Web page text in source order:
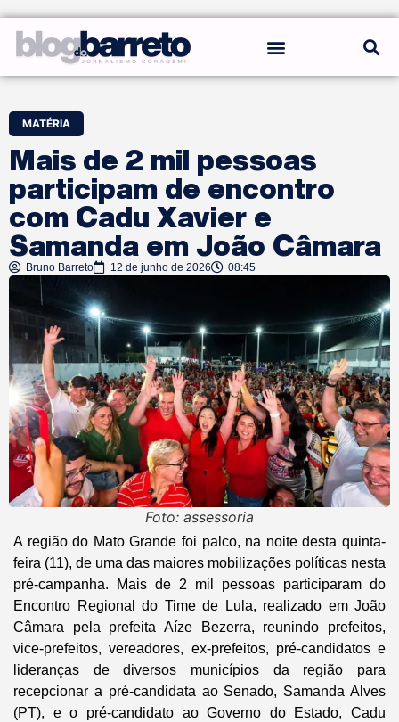
MATÉRIA
Mais de 2 mil pessoas
participam de encontro
com Cadu Xavier e
Samanda em João Câmara
Bruno Barreto 12 de junho de 2026 08:45
Foto: assessoria
A região do Mato Grande foi palco, na noite desta quinta-
feira (11), de uma das maiores mobilizações políticas nesta
pré-campanha. Mais de 2 mil pessoas participaram do
Encontro Regional do Time de Lula, realizado em João
Câmara pela prefeita Aíze Bezerra, reunindo prefeitos,
vice-prefeitos, vereadores, ex-prefeitos, pré-candidatos e
lideranças de diversos municípios da região para
recepcionar a pré-candidata ao Senado, Samanda Alves
(PT), e o pré-candidato ao Governo do Estado, Cadu